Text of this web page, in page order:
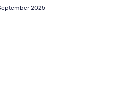
2025